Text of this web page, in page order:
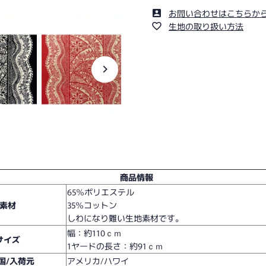
お問い合わせはこちらか
生地の取り扱い方法
商品情報
材
65％ポリエステル
35％コットン
しわになり難い生地素材です。
イズ
幅：約110ｃｍ
1ヤードの長さ：約91ｃｍ
/入荷元
アメリカ/ハワイ